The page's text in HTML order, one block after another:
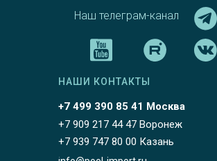
Наш телеграм-канал
+7 499 390 85 41 Москва
НАШИ КОНТАКТЫ
+7 909 217 44 47 Воронеж
+7 939 747 80 00 Казань